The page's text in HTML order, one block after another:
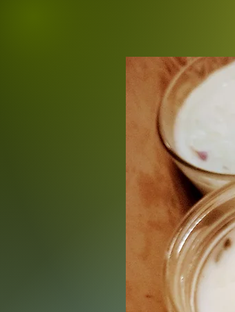
大人用バービーキャンドルをカスタ